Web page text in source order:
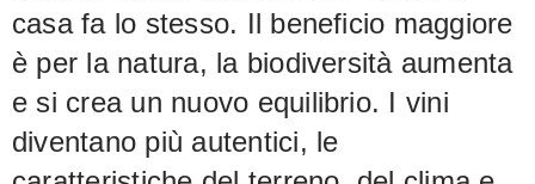
casa fa lo stesso. Il beneficio maggiore
è per la natura, la biodiversità aumenta
e si crea un nuovo equilibrio. I vini
diventano più autentici, le